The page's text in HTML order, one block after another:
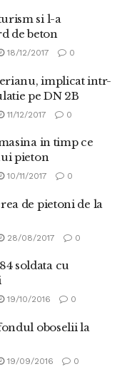
si l-a
de beton
18/12/2017 0
implicat intr-
pe DN 2B
11/12/2017 0
in timp ce
pieton
10/11/2017 0
de pietoni de la
28/08/2017 0
soldata cu
19/10/2016 0
oboselii la
19/09/2016 0